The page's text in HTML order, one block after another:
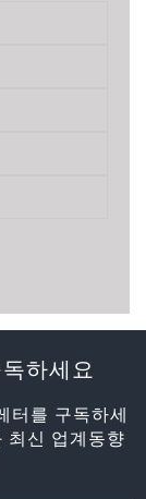
하세요
터를 구독하세
최신 업계동향